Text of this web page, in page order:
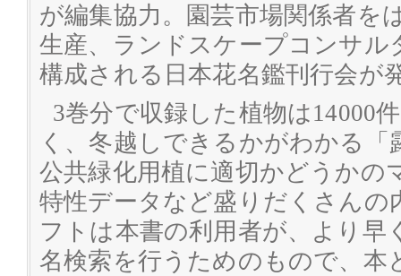
が編集協力。園芸市場関係者を
生産、ランドスケープコンサル
構成される日本花名鑑刊行会が
3巻分で収録した植物は14000
く、冬越しできるかがわかる
公共緑化用植に適切かどうかの
特性データなど盛りだくさんの
フトは本書の利用者が、より早
名検索を行うためのもので、本